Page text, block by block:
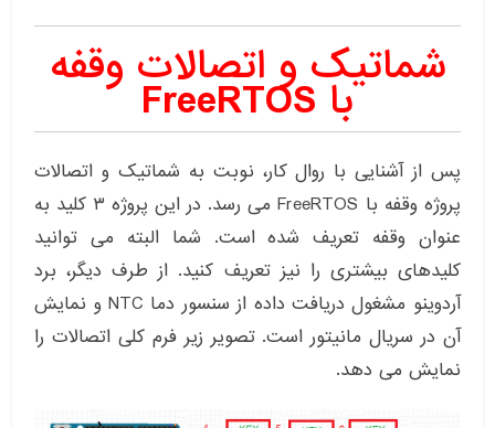
شماتیک و اتصالات وقفه
با FreeRTOS
پس از آشنایی با روال کار، نوبت به شماتیک و اتصالات
پروژه وقفه با FreeRTOS می رسد. در این پروژه ۳ کلید به
عنوان وقفه تعریف شده است. شما البته می توانید
کلیدهای بیشتری را نیز تعریف کنید. از طرف دیگر، برد
آردوینو مشغول دریافت داده از سنسور دما NTC و نمایش
آن در سریال مانیتور است. تصویر زیر فرم کلی اتصالات را
نمایش می دهد.